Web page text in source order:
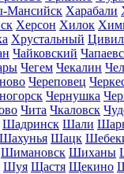
Мансийск Харабали
Херсон Хилок
Хрустальный
Чайковский
Чегем Чекалин
Череповец
Чернушка
Чита Чкаловск
Шадринск Шали
Шахунья Шацк
Шимановск Шиханы
Шуя Щастя Щекино